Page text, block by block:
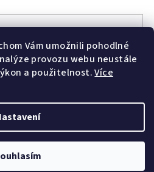
Vám umožnili pohodlné
provozu webu neustále
a použitelnost.Více
spodmínkami ochrany osobních